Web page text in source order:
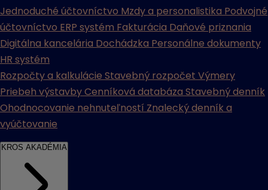
Jednoduché účtovníctvo Mzdy a personalistika Podvojné
účtovníctvo ERP systém Fakturácia Daňové priznania
Digitálna kancelária Dochádzka Personálne dokumenty
HR systém
Rozpočty a kalkulácie Stavebný rozpočet Výmery
Priebeh výstavbyCenníková databáza Stavebný denník
Ohodnocovanie nehnuteľností Znalecký denník a
vyúčtovanie
KROS AKADÉMIA